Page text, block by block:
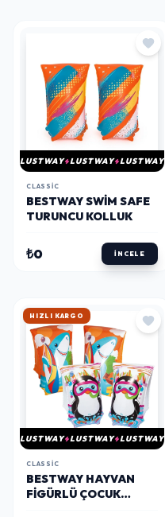
LUSTWAY LUSTWAY LUSTWAY
CLASSIC
BESTWAY SWIM SAFE
TURUNCU KOLLUK
₺0 İNCELE
HIZLI KARGO
LUSTWAY LUSTWAY LUSTWAY
CLASSIC
BESTWAY HAYVAN
FIGÜRLÜ ÇOCUK